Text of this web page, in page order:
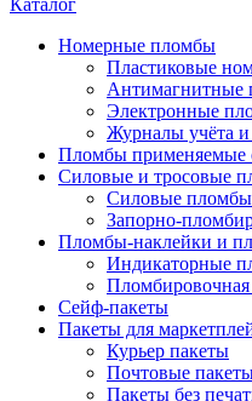
Каталог
Номерные пломбы
Пластиковые
Антимагнитные
Электронные
Журналы учёта
Пломбы применяемые
Силовые и тросовые
Силовые
Запорно-
Пломбы-наклейки и
Индикаторные
Пломбировочная
Сейф-пакеты
Пакеты для
Курьер пакеты
Почтовые
Пакеты без